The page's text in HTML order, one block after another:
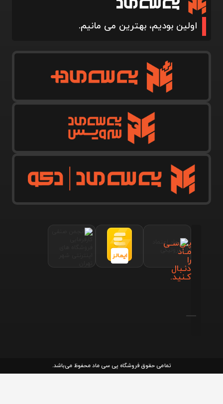
اولین بودیم، بهترین می مانیم.
پـی‌سـی
مـاد
را
دنـبال
کـنید.
تمامی حقوق فروشگاه پی سی ماد محفوظ می‌باشد.